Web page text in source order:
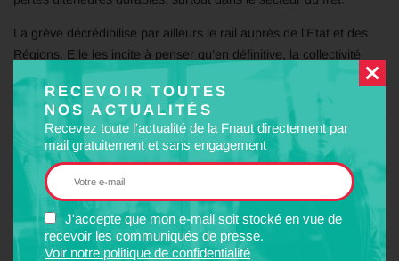
RECEVOIR TOUTES
NOS ACTUALITÉS
Recevez toute l'actualité de la Fnaut directement par
mail gratuitement et sans engagement
J'accepte que mon e-mail soit stocké en vue de
recevoir les communiqués de presse.
Voir notre politique de confidentialité
La grève décrédibilise par ailleurs le rail auprès de l’Etat et des
Régions. Elle les incite à penser qu’en définitive, la collectivité
peut se passer d’un train sur deux, que les effectifs de la SNCF
sont excessifs et qu’il est irrationnel d’investir sur le rail – alors
que le rail souffre d’un sous-investissement chronique.
La grève doit cesser rapidement
Les députés ont adopté la réforme ferroviaire en première
lecture. La Fnaut demande donc :